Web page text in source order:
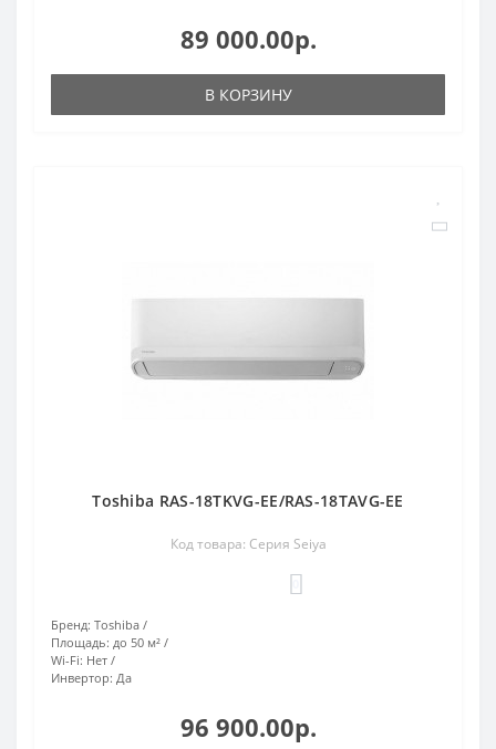
89 000.00р.
В КОРЗИНУ
Toshiba RAS-18TKVG-EE/RAS-18TAVG-EE
Код товара: Серия Seiya
Бренд: Toshiba
Площадь: до 50 м²
Wi-Fi: Нет
Инвертор: Да
96 900.00р.